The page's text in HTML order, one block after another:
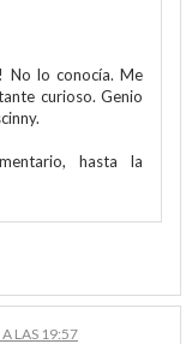
No lo conocía. Me
curioso. Genio
hasta la
LAS 19:57